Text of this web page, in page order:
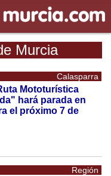
Murcia
Calasparra
Mototurística
hará parada en
el próximo 7 de
Región